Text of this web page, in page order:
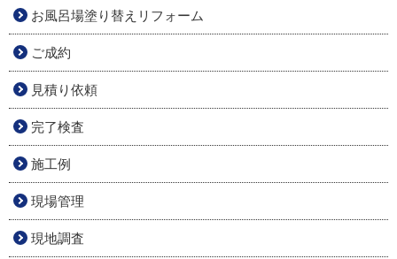
お風呂場塗り替えリフォーム
ご成約
見積り依頼
完了検査
施工例
現場管理
現地調査